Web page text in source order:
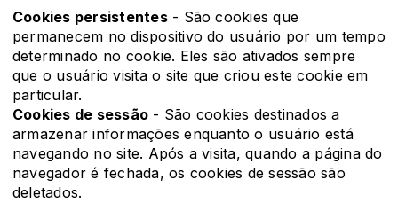
Cookies persistentes- São cookies que
permanecem no dispositivo do usuário por um tempo
determinado no cookie. Eles são ativados sempre
que o usuário visita o site que criou este cookie em
particular.
Cookies de sessão - São cookies destinados a
armazenar informações enquanto o usuário está
navegando no site. Após a visita, quando a página do
navegador é fechada, os cookies de sessão são
deletados.